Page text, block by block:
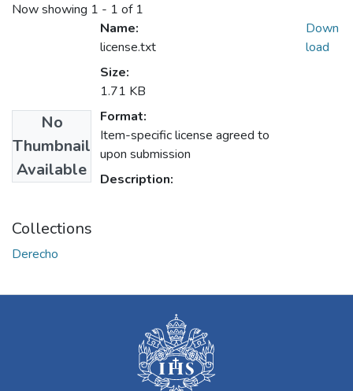
Now showing 1 - 1 of 1
No
Thumbnail
Available
Name:
license.txt
Size:
1.71 KB
Format:
Item-specific license agreed to
upon submission
Description:
Down
load
Collections
Derecho